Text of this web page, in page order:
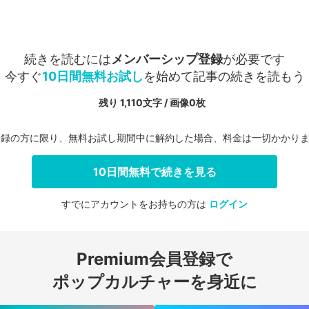
続きを読むにはメンバーシップ登録が必要です
今すぐ10日間無料お試しを始めて記事の続きを読もう
残り 1,110文字 / 画像0枚
ログインする
の方に限り、無料お試し期間中に解約した場合、料金は一切かかり
10日間無料で続きを見る
すでにアカウントをお持ちの方は ログイン
Premium会員登録で
ポップカルチャーを身近に